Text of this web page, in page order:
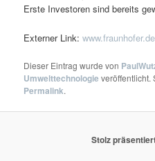
Erste Investoren sind bereits
Externer Link:www.fraunhofer.de
Dieser Eintrag wurde von
Umwelttechnologie veröffentlicht.
Permalink.
Stolz